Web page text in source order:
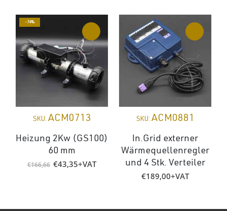
-74%
SKU: ACM0713
Heizung 2Kw (GS100)
60 mm
€166,66 Ursprünglicher
Preis
€43,35Aktueller
Preis
+VAT
SKU: ACM0881
In.Grid externer
Wärmequellenregler
und 4 Stk. Verteiler
€189,00+VAT